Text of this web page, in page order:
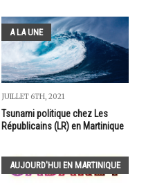
A LA UNE
JUILLET 6TH, 2021
Tsunami politique chez Les
Républicains (LR) en Martinique
AUJOURD'HUI EN MARTINIQUE